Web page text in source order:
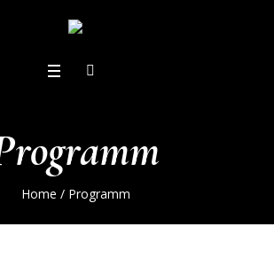
Home / Programm